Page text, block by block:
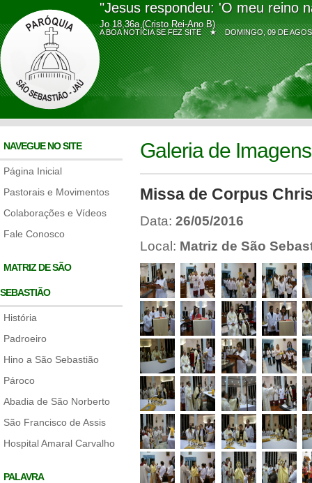
"Jesus respondeu: 'O meu reino
Jo 18,36a (Cristo Rei-Ano B)
A BOA NOTÍCIA SE FEZ SITE ★DOMINGO, 09 DE
NAVEGUE NO SITE
Página Inicial
Pastorais e Movimentos
Colaborações e Vídeos
Fale Conosco
MATRIZ DE SÃO
SEBASTIÃO
História
Padroeiro
Hino a São Sebastião
Pároco
Abadia de São Norberto
São Francisco de Assis
Hospital Amaral Carvalho
PALAVRA
Galeria de Imagens
Missa de Corpus
Data: 26/05/2016
Local: Matriz de São